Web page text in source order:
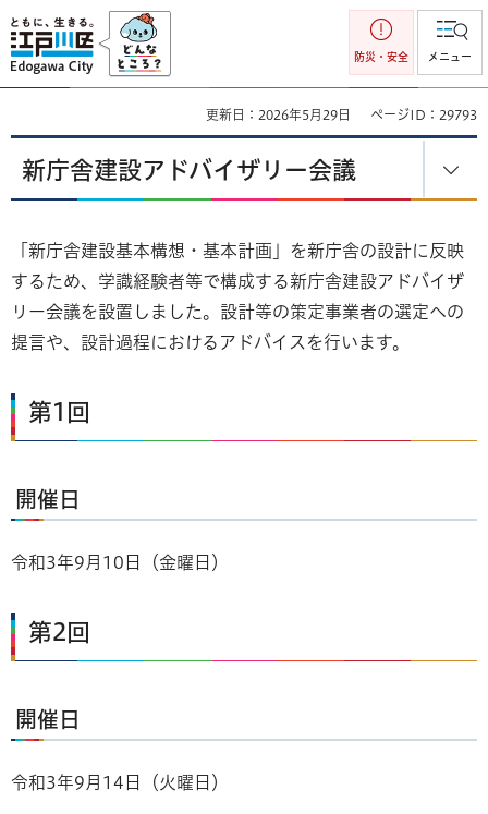
江戸川区
防災・安全 メニュー
更新日：2026年5月29日 ページID：29793
新庁舎建設アドバイザリー会議
「新庁舎建設基本構想・基本計画」を新庁舎の設計に反映
するため、学識経験者等で構成する新庁舎建設アドバイザ
リー会議を設置しました。設計等の策定事業者の選定への
提言や、設計過程におけるアドバイスを行います。
第1回
開催日
令和3年9月10日（金曜日）
第2回
開催日
令和3年9月14日（火曜日）